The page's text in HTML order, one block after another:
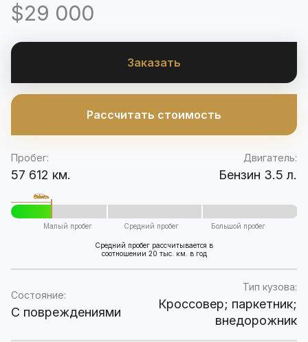
$29 000
Заказать
Рассчитать стоимость
Пробег:
57 612 км.
Двигатель:
Бензин 3.5 л.
Малый пробег Средний пробег Большой пробег
Средний пробег рассчитывается в
соотношении 20 тыс. км. в год
Состояние:
C повреждениями
Тип кузова:
Кроссовер; паркетник;
внедорожник